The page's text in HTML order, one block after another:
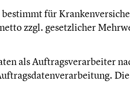
für
zzgl. gesetzlicher
als Auftragsverarbeiter